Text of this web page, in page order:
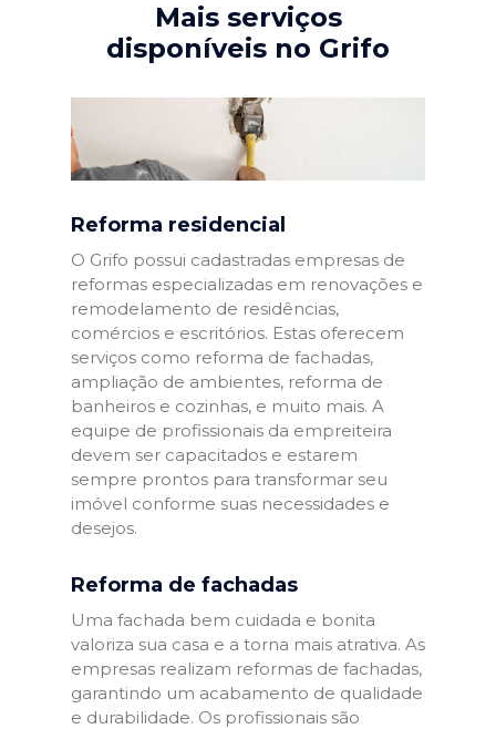
Mais serviços
disponíveis no Grifo
Reforma residencial
O Grifo possui cadastradas empresas de
reformas especializadas em renovações e
remodelamento de residências,
comércios e escritórios. Estas oferecem
serviços como reforma de fachadas,
ampliação de ambientes, reforma de
banheiros e cozinhas, e muito mais. A
equipe de profissionais da empreiteira
devem ser capacitados e estarem
sempre prontos para transformar seu
imóvel conforme suas necessidades e
desejos.
Reforma de fachadas
Uma fachada bem cuidada e bonita
valoriza sua casa e a torna mais atrativa. As
empresas realizam reformas de fachadas,
garantindo um acabamento de qualidade
e durabilidade. Os profissionais são